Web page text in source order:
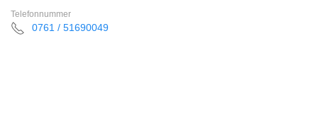
Telefonnummer
0761 / 51690049